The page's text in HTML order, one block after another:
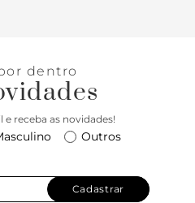
dentro
receba as novidades!
Outros
Cadastrar